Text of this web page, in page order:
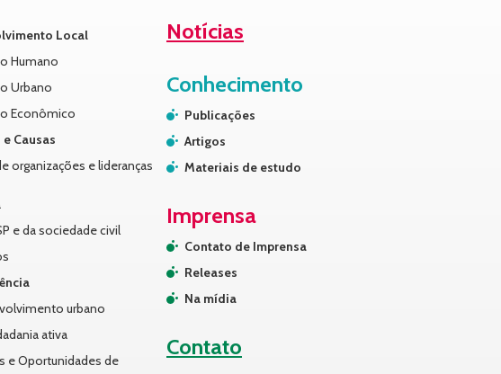
Local
Humano
Urbano
Econômico
Causas
organizações e lideranças
e da sociedade civil
urbano
ativa
e Oportunidades de
Notícias
Conhecimento
Publicações
Artigos
Materiais de estudo
Imprensa
Contato de Imprensa
Releases
Na mídia
Contato